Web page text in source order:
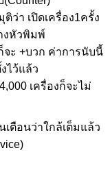
ว่า เปิดเครื่อง1ครั้ง
งหัวพิมพ์
จะ +บวก ค่าการนับนี้
ไว้แล้ว
เครื่องก็จะไม่
ตือนว่าใกล้เต็มแล้ว